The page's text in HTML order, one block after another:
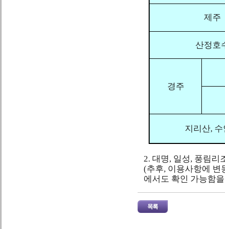
제주
산정호
경주
지리산,
2. 대명, 일성, 풍림리
(추후, 이용사항에 변
에서도 확인 가능함